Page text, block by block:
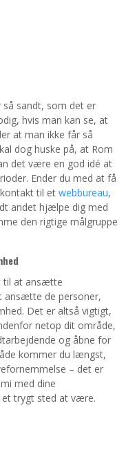
sandt, som det er
hvis man kan se, at
at man ikke får så
dog huske på, at Rom
det være en god idé at
Ender du med at få
til et webbureau,
andet hjælpe dig med
den rigtige målgruppe
til at ansætte
ansætte de personer,
Det er altså vigtigt,
netop dit område,
og åbne for
kommer du længst,
– det er
med dine
et trygt sted at være.